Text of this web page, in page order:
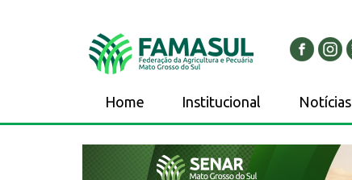
Home Institucional Notícias